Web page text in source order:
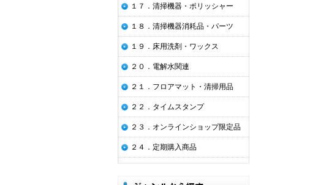
１７．清掃機器・ポリッシャー
１８．清掃機器消耗品・パーツ
１９．床用洗剤・ワックス
２０．電解水関連
２１．フロアマット・清掃用品
２２．タイムスタンプ
２３．オンラインショップ限定品
２４．定期購入商品